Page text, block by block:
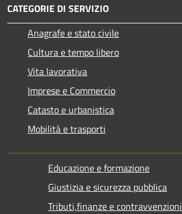
CATEGORIE DI SERVIZIO
Anagrafe e stato civile
Cultura e tempo libero
Vita lavorativa
Imprese e Commercio
Catasto e urbanistica
Mobilità e trasporti
Educazione e formazione
Giustizia e sicurezza pubblica
Tributi,finanze e contravvenzioni